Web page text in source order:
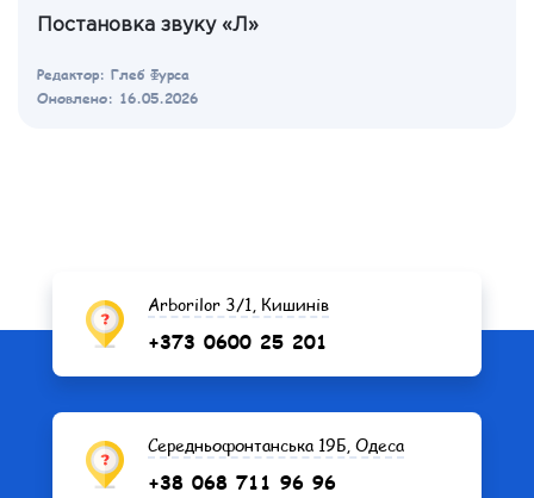
Постановка звуку «Л»
Редактор: Глеб Фурса
Оновлено: 16.05.2026
Arborilor 3/1, Кишинів
+373 0600 25 201
Середньофонтанська 19Б, Одеса
+38 068 711 96 96